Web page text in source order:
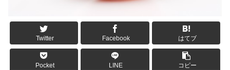
Twitter Facebook はてブ
Pocket LINE コピー